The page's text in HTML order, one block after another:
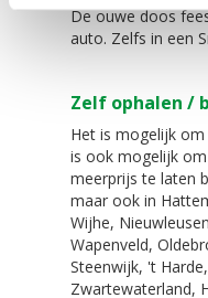
De ouwe doos
auto. Zelfs in een
Zelf ophalen /
Het is mogelijk
is ook mogelijk
meerprijs te laten
maar ook in
Wijhe,
Wapenveld,
Steenwijk, 't
Zwartewaterland,